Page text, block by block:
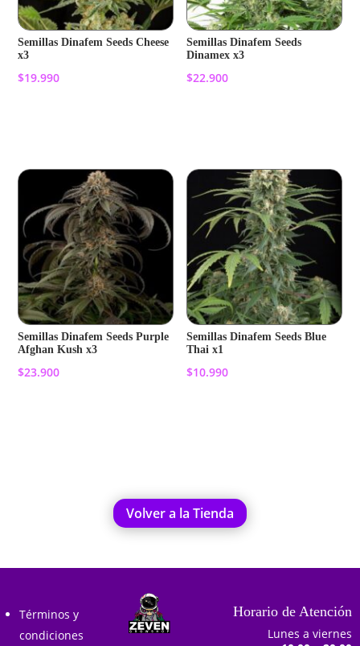
Semillas Dinafem Seeds Cheese
x3
$19.990
Semillas Dinafem Seeds
Dinamex x3
$22.900
Semillas Dinafem Seeds Purple
Afghan Kush x3
$23.900
Semillas Dinafem Seeds Blue
Thai x1
$10.990
Volver a la Tienda
Términos y
condiciones
Horario de Atención
Lunes a viernes